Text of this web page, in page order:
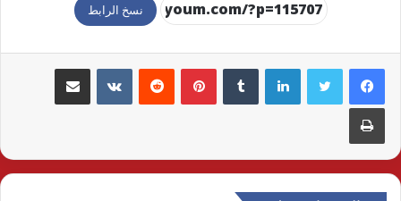
نسخ الرابط
لينكدإن بينتيريست مشاركة عبر البريد
طباعة